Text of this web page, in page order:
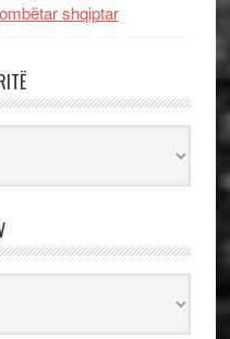
shqiptar